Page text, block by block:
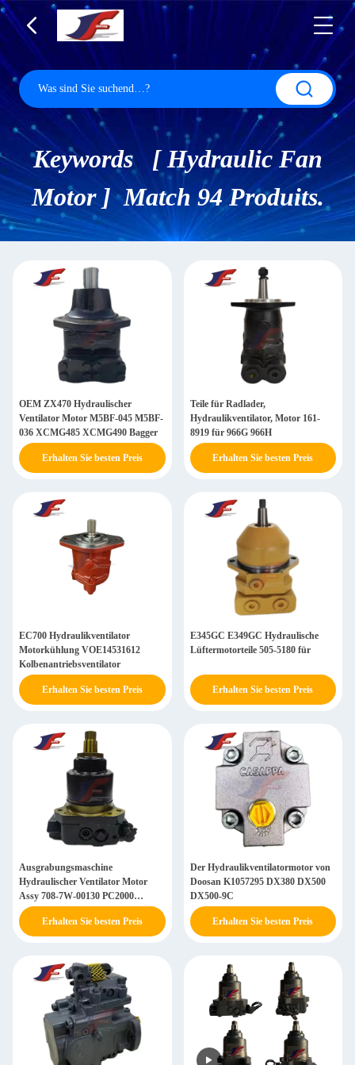
Keywords [ Hydraulic Fan
Motor ] Match 94 Produits.
OEM ZX470 Hydraulischer
Ventilator Motor M5BF-045 M5BF-
036 XCMG485 XCMG490 Bagger
Erhalten Sie besten Preis
Teile für Radlader,
Hydraulikventilator, Motor 161-
8919 für 966G 966H
Erhalten Sie besten Preis
EC700 Hydraulikventilator
Motorkühlung VOE14531612
Kolbenantriebsventilator
Erhalten Sie besten Preis
E345GC E349GC Hydraulische
Lüftermotorteile 505-5180 für
Erhalten Sie besten Preis
Ausgrabungsmaschine
Hydraulischer Ventilator Motor
Assy 708-7W-00130 PC2000
PC1250 PC800 PC850
Erhalten Sie besten Preis
Der Hydraulikventilatormotor von
Doosan K1057295 DX380 DX500
DX500-9C
Erhalten Sie besten Preis